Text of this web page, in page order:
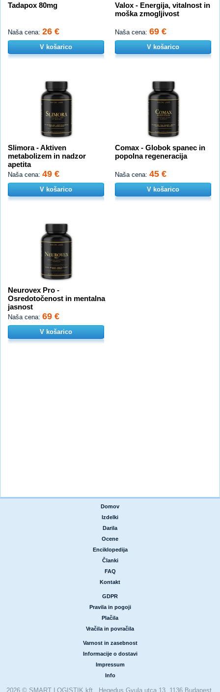
Tadapox 80mg
Naša cena: 26 €
V košarico
Valox - Energija, vitalnost in
moška zmogljivost
Naša cena: 69 €
V košarico
Slimora - Aktiven
metabolizem in nadzor
apetita
Naša cena: 49 €
V košarico
Comax - Globok spanec in
popolna regeneracija
Naša cena: 45 €
V košarico
Neurovex Pro -
Osredotočenost in mentalna
jasnost
Naša cena: 69 €
V košarico
Domov
Izdelki
Darila
Ocene
Enciklopedija
Članki
FAQ
Kontakt
GDPR
Pravila in pogoji
Plačila
Vračila in povračila
Varnost in zasebnost
Informacije o dostavi
Impressum
Info
2026 © SMART LOGISTIK kft., Hegedus Gyula utca 13, 1136 Budapest,